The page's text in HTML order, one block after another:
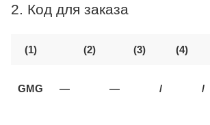
2. Код для заказа
(1) (2) (3) (4)
GMG — — / /